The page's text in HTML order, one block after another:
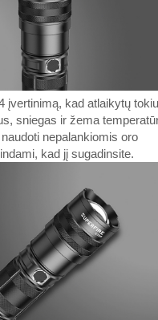
įvertinimą, kad atlaikytų
sniegas ir žema
nepalankiomis oro
kad jį sugadinsite.